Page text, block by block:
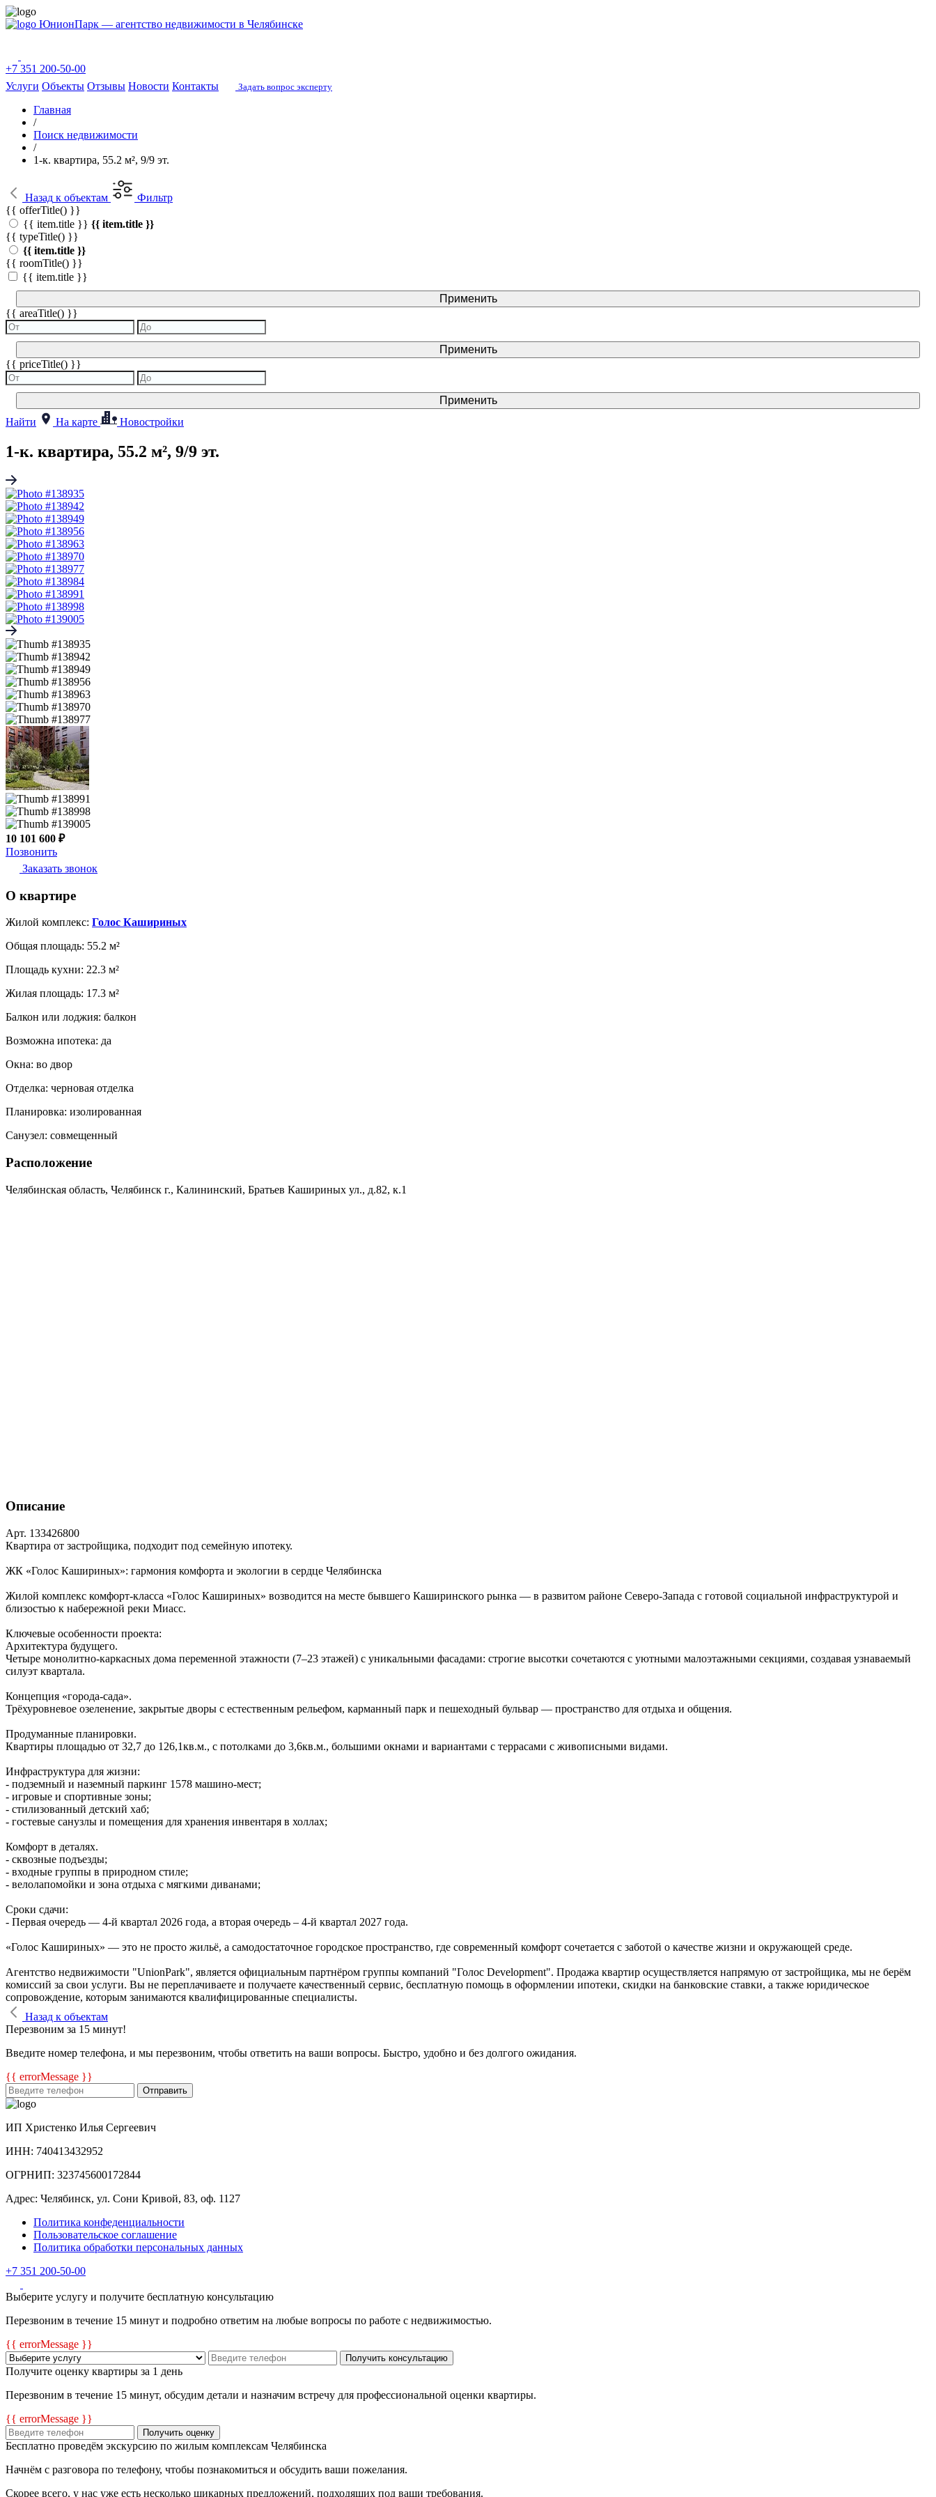
ЮнионПарк — агентство недвижимости в Челябинске
+7 351 200-50-00
Услуги Объекты Отзывы Новости Контакты Задать вопрос эксперту
Главная
/
Поиск недвижимости
/
1-к. квартира, 55.2 м², 9/9 эт.
Назад к объектам
Фильтр
{{ offerTitle() }}
{{ item.title }} {{ item.title }}
{{ typeTitle() }}
{{ item.title }}
{{ roomTitle() }}
{{ item.title }}
Применить
{{ areaTitle() }}
Применить
{{ priceTitle() }}
Применить
Найти
На карте Новостройки
1-к. квартира, 55.2 м², 9/9 эт.
10 101 600 ₽
Позвонить
Заказать звонок
О квартире
Жилой комплекс: Голос Кашириных
Общая площадь: 55.2 м²
Площадь кухни: 22.3 м²
Жилая площадь: 17.3 м²
Балкон или лоджия: балкон
Возможна ипотека: да
Окна: во двор
Отделка: черновая отделка
Планировка: изолированная
Санузел: совмещенный
Расположение
Челябинская область, Челябинск г., Калининский, Братьев Кашириных ул., д.82, к.1
Описание
Арт. 133426800
Квартира от застройщика, подходит под семейную ипотеку.
ЖК «Голос Кашириных»: гармония комфорта и экологии в сердце Челябинска
Жилой комплекс комфорт‑класса «Голос Кашириных» возводится на месте бывшего Каширинского рынка — в развитом районе Северо‑Запада с готовой социальной инфраструктурой и
близостью к набережной реки Миасс.
Ключевые особенности проекта:
Архитектура будущего.
Четыре монолитно‑каркасных дома переменной этажности (7–23 этажей) с уникальными фасадами: строгие высотки сочетаются с уютными малоэтажными секциями, создавая узнаваемый
силуэт квартала.
Концепция «города‑сада».
Трёхуровневое озеленение, закрытые дворы с естественным рельефом, карманный парк и пешеходный бульвар — пространство для отдыха и общения.
Продуманные планировки.
Квартиры площадью от 32,7 до 126,1кв.м., с потолками до 3,6кв.м., большими окнами и вариантами с террасами с живописными видами.
Инфраструктура для жизни:
- подземный и наземный паркинг 1578 машино‑мест;
- игровые и спортивные зоны;
- стилизованный детский хаб;
- гостевые санузлы и помещения для хранения инвентаря в холлах;
Комфорт в деталях.
- сквозные подъезды;
- входные группы в природном стиле;
- велолапомойки и зона отдыха с мягкими диванами;
Сроки сдачи:
- Первая очередь — 4‑й квартал 2026 года, а вторая очередь – 4-й квартал 2027 года.
«Голос Кашириных» — это не просто жильё, а самодостаточное городское пространство, где современный комфорт сочетается с заботой о качестве жизни и окружающей среде.
Агентство недвижимости "UnionPark", является официальным партнёром группы компаний "Голос Development". Продажа квартир осуществляется напрямую от застройщика, мы не берём
комиссий за свои услуги. Вы не переплачиваете и получаете качественный сервис, бесплатную помощь в оформлении ипотеки, скидки на банковские ставки, а также юридическое
сопровождение, которым занимаются квалифицированные специалисты.
Назад к объектам
Перезвоним за 15 минут!
Введите номер телефона, и мы перезвоним, чтобы ответить на ваши вопросы. Быстро, удобно и без долгого ожидания.
{{ errorMessage }}
Отправить
ИП Христенко Илья Сергеевич
ИНН: 740413432952
ОГРНИП: 323745600172844
Адрес: Челябинск, ул. Сони Кривой, 83, оф. 1127
Политика конфеденциальности
Пользовательское соглашение
Политика обработки персональных данных
+7 351 200-50-00
Выберите услугу и получите бесплатную консультацию
Перезвоним в течение 15 минут и подробно ответим на любые вопросы по работе с недвижимостью.
{{ errorMessage }}
Получить консультацию
Получите оценку квартиры за 1 день
Перезвоним в течение 15 минут, обсудим детали и назначим встречу для профессиональной оценки квартиры.
{{ errorMessage }}
Получить оценку
Бесплатно проведём экскурсию по жилым комплексам Челябинска
Начнём с разговора по телефону, чтобы познакомиться и обсудить ваши пожелания.
Скорее всего, у нас уже есть несколько шикарных предложений, подходящих под ваши требования.